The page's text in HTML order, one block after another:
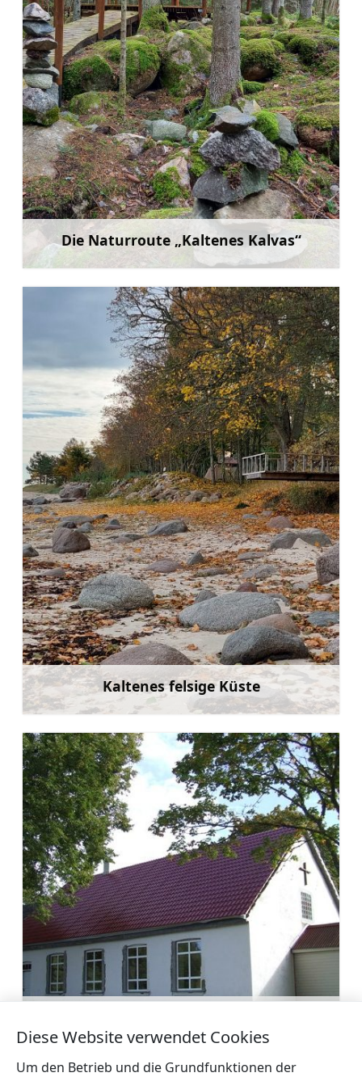
Die Naturroute „Kaltenes Kalvas“
Mehr
Kaltenes felsige Küste
Mehr
Ugunciems
Diese Website verwendet Cookies
Um den Betrieb und die Grundfunktionen der